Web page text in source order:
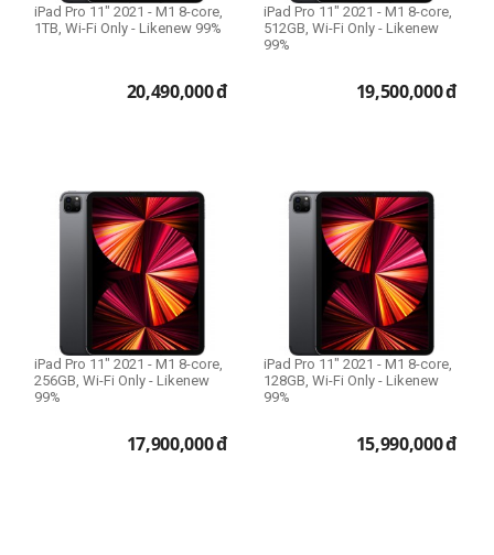
iPad Pro 11" 2021 - M1 8-core,
1TB, Wi-Fi Only - Likenew 99%
20,490,000đ
iPad Pro 11" 2021 - M1 8-core,
512GB, Wi-Fi Only - Likenew
99%
19,500,000đ
iPad Pro 11" 2021 - M1 8-core,
256GB, Wi-Fi Only - Likenew
99%
17,900,000đ
iPad Pro 11" 2021 - M1 8-core,
128GB, Wi-Fi Only - Likenew
99%
15,990,000đ